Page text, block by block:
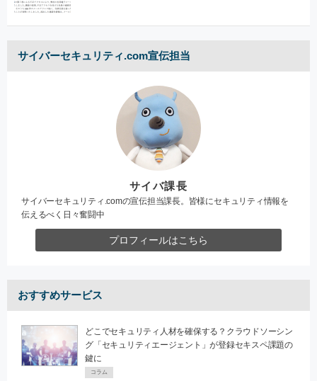
サイバーセキュリティ.com宣伝担当
サイバ課長
サイバーセキュリティ.comの宣伝担当課長。皆様にセキュリティ情報を
伝えるべく日々奮闘中
プロフィールはこちら
おすすめサービス
どこでセキュリティ人材を確保する？クラウドソーシン
グ「セキュリティエージェント」が登録セキスペ課題の
鍵に
コラム